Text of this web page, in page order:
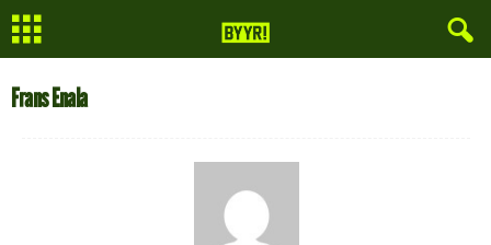
Frans Enala